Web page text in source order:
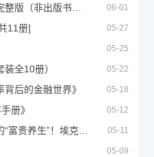
06-01
11册] 05-27
05-25
全10册） 05-22
后的金融世界》 05-18
册》 05-12
05-11
05-09